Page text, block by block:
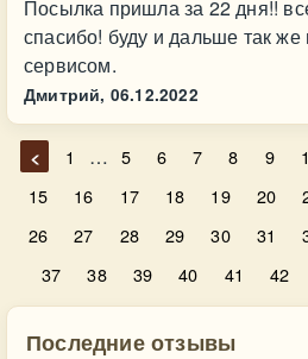
Посылка пришла за 22 дня!!
спасибо! буду и дальше так
сервисом.
Дмитрий, 06.12.2022
< 1 … 5 6 7 8 9
15
16 17 18 19 20
26
27 28 29 30 31
37
38 39 40 41 42
Последние отзывы